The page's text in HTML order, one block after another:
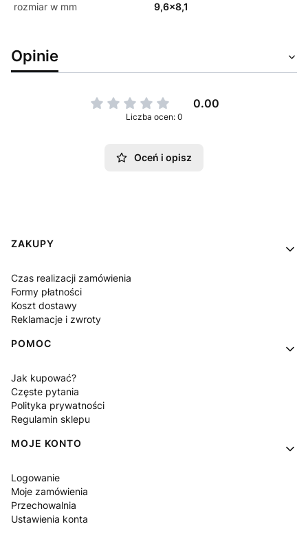
rozmiar w mm 9,6x8,1
Opinie
0.00
Liczba ocen: 0
Oceń i opisz
Linki w stopce
ZAKUPY
Czas realizacji zamówienia
Formy płatności
Koszt dostawy
Reklamacje i zwroty
POMOC
Jak kupować?
Częste pytania
Polityka prywatności
Regulamin sklepu
MOJE KONTO
Logowanie
Moje zamówienia
Przechowalnia
Ustawienia konta